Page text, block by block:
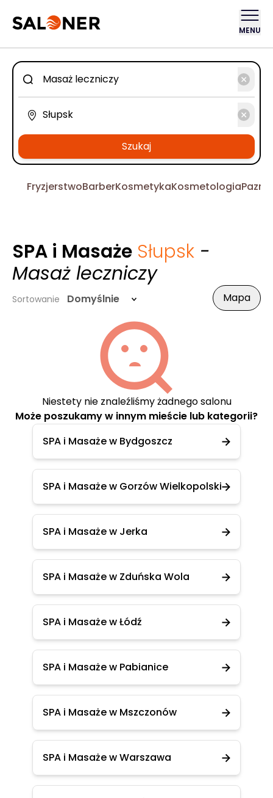
MENU
Szukaj
FryzjerstwoBarberKosmetykaKosmetologia
SPA i Masaże Słupsk -
Masaż leczniczy
Sortowanie Domyślnie Mapa
Niestety nie znaleźliśmy żadnego salonu
Może poszukamy w innym mieście lub kategorii?
SPA i Masaże w Bydgoszcz
SPA i Masaże w Gorzów Wielkopolski
SPA i Masaże w Jerka
SPA i Masaże w Zduńska Wola
SPA i Masaże w Łódź
SPA i Masaże w Pabianice
SPA i Masaże w Mszczonów
SPA i Masaże w Warszawa